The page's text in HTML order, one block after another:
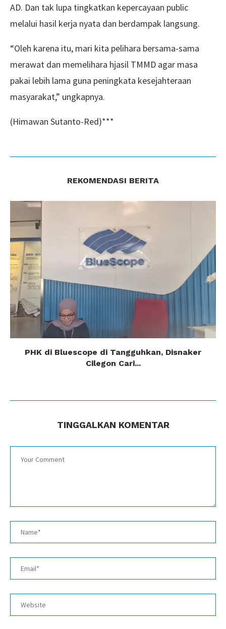
AD. Dan tak lupa tingkatkan kepercayaan public
melalui hasil kerja nyata dan berdampak langsung.
“Oleh karena itu, mari kita pelihara bersama-sama
merawat dan memelihara hjasil TMMD agar masa
pakai lebih lama guna peningkata kesejahteraan
masyarakat,” ungkapnya.
(Himawan Sutanto-Red)***
REKOMENDASI BERITA
PHK di Bluescope di Tangguhkan, Disnaker
Cilegon Cari...
TINGGALKAN KOMENTAR